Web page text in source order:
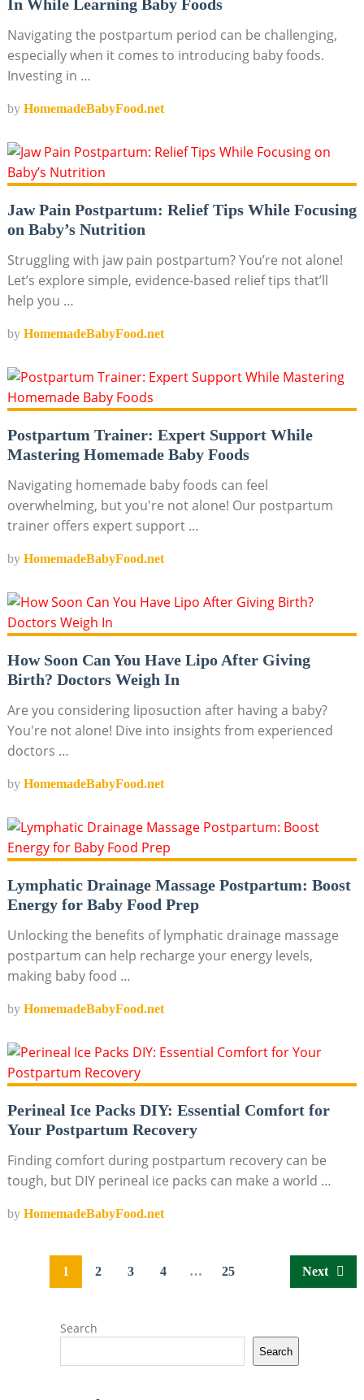
In While Learning Baby Foods
Navigating the postpartum period can be challenging,
especially when it comes to introducing baby foods.
Investing in …
by HomemadeBabyFood.net
Jaw Pain Postpartum: Relief Tips While Focusing
on Baby’s Nutrition
Struggling with jaw pain postpartum? You’re not alone!
Let’s explore simple, evidence-based relief tips that’ll
help you …
by HomemadeBabyFood.net
Postpartum Trainer: Expert Support While
Mastering Homemade Baby Foods
Navigating homemade baby foods can feel
overwhelming, but you're not alone! Our postpartum
trainer offers expert support …
by HomemadeBabyFood.net
How Soon Can You Have Lipo After Giving
Birth? Doctors Weigh In
Are you considering liposuction after having a baby?
You're not alone! Dive into insights from experienced
doctors …
by HomemadeBabyFood.net
Lymphatic Drainage Massage Postpartum: Boost
Energy for Baby Food Prep
Unlocking the benefits of lymphatic drainage massage
postpartum can help recharge your energy levels,
making baby food …
by HomemadeBabyFood.net
Perineal Ice Packs DIY: Essential Comfort for
Your Postpartum Recovery
Finding comfort during postpartum recovery can be
tough, but DIY perineal ice packs can make a world …
by HomemadeBabyFood.net
Posts1 2 3 4 … 25 Next
Search
Search